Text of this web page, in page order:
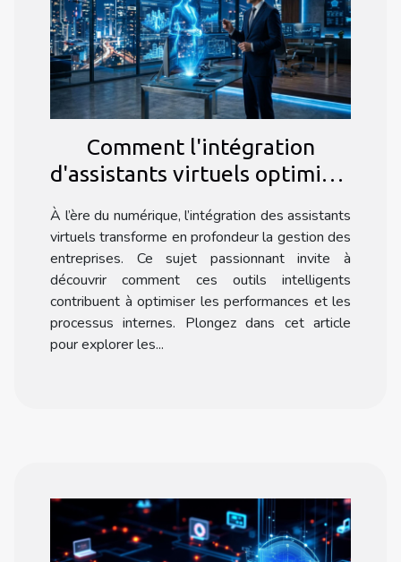
Comment l'intégration
d'assistants virtuels optimise-
commerciales ?
À l’ère du numérique, l’intégration des assistants
virtuels transforme en profondeur la gestion des
entreprises. Ce sujet passionnant invite à
découvrir comment ces outils intelligents
contribuent à optimiser les performances et les
processus internes. Plongez dans cet article
pour explorer les...